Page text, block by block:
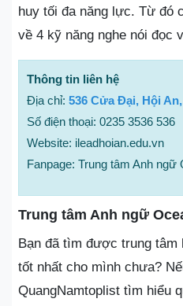
huy tối đa năng lực. Từ đó
về 4 kỹ năng nghe nói đọc
Thông tin liên hệ
Địa chỉ: 536 Cửa Đại, Hội
Số điện thoại: 0235 3536 536
Website: ileadhoian.edu.vn
Fanpage: Trung tâm Anh ngữ
Trung tâm Anh ngữ
Bạn đã tìm được trung tâm
tốt nhất cho mình chưa?
QuangNamtoplist tìm hiểu